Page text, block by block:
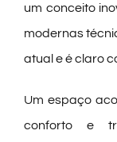
um conceito
modernas
atual e é claro
Um espaço
conforto e